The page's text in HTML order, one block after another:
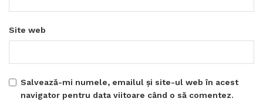
Site web
Salvează-mi numele, emailul și site-ul web în acest
navigator pentru data viitoare când o să comentez.